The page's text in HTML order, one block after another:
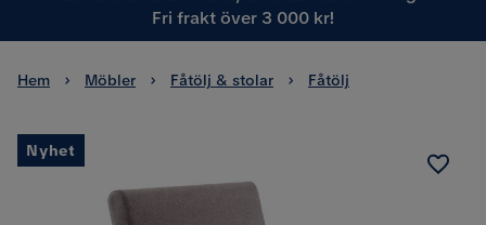
Fri frakt över 3 000 kr!
Hem Möbler Fåtölj & stolar Fåtölj
Nyhet